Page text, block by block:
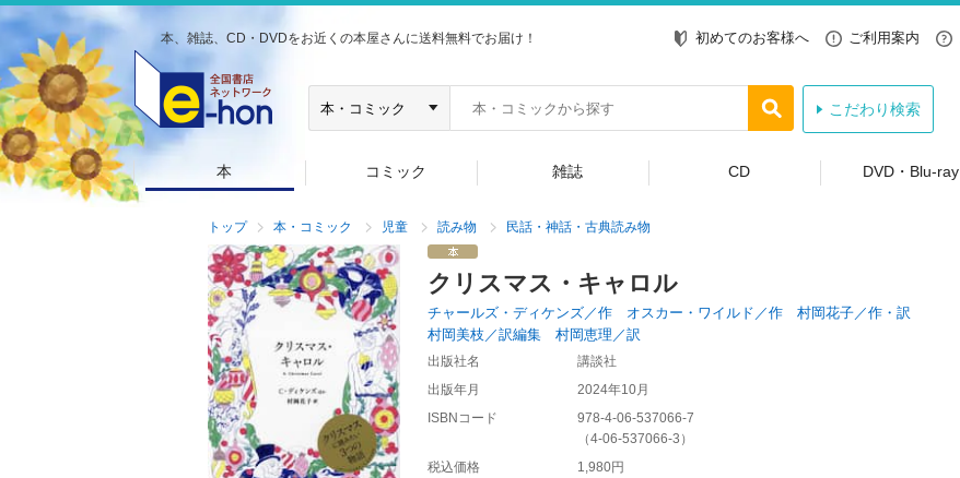
本、雑誌、CD・DVDをお近くの本屋さんに送料無料でお届け！ 初めてのお客様へ ご利用案内
こだわり検索
本 コミック 雑誌 CD DVD・Blu-ray
トップ 本・コミック 児童 読み物 民話・神話・古典読み物
クリスマス・キャロル
チャールズ・ディケンズ／作 オスカー・ワイルド／作 村岡花子／作・訳
村岡美枝／訳編集 村岡恵理／訳
出版社名
講談社
出版年月
2024年10月
ISBNコード
978-4-06-537066-7
（4-06-537066-3 ）
税込価格
1,980円